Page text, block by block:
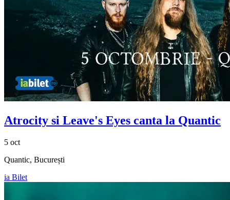
Atrocity si Leave's Eyes canta la Quantic
5 oct
Quantic, București
ia Bilet